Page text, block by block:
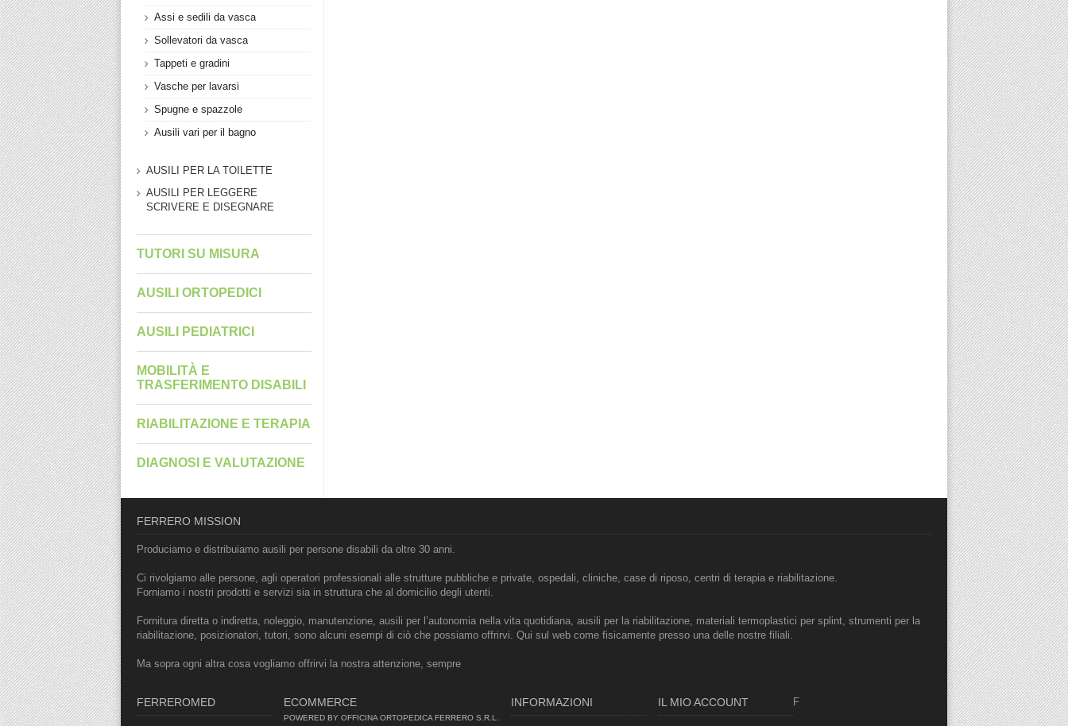
Assi e sedili da vasca
Sollevatori da vasca
Tappeti e gradini
Vasche per lavarsi
Spugne e spazzole
Ausili vari per il bagno
AUSILI PER LA TOILETTE
AUSILI PER LEGGERE
SCRIVERE E DISEGNARE
TUTORI SU MISURA
AUSILI ORTOPEDICI
AUSILI PEDIATRICI
MOBILITÀ E
TRASFERIMENTO DISABILI
RIABILITAZIONE E TERAPIA
DIAGNOSI E VALUTAZIONE
FERRERO MISSION
Produciamo e distribuiamo ausili per persone disabili da oltre 30 anni.
Ci rivolgiamo alle persone, agli operatori professionali alle strutture pubbliche e private, ospedali, cliniche, case di riposo, centri di terapia e riabilitazione.
Forniamo i nostri prodotti e servizi sia in struttura che al domicilio degli utenti.
Fornitura diretta o indiretta, noleggio, manutenzione, ausili per l’autonomia nella vita quotidiana, ausili per la riabilitazione, materiali termoplastici per splint, strumenti per la
riabilitazione, posizionatori, tutori, sono alcuni esempi di ciò che possiamo offrirvi. Qui sul web come fisicamente presso una delle nostre filiali.
Ma sopra ogni altra cosa vogliamo offrirvi la nostra attenzione, sempre
FERREROMED ECOMMERCE
POWERED BY OFFICINA ORTOPEDICA FERRERO S.R.L.
INFORMAZIONI IL MIO ACCOUNT F